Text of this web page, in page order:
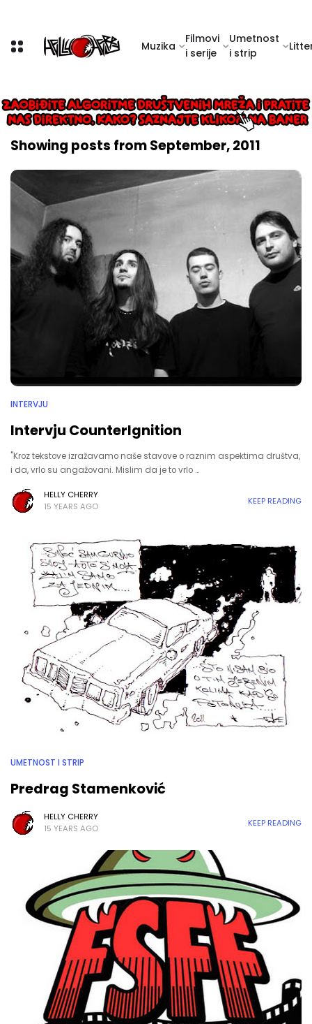
Muzika
Filmovi
i serije
Umetnost
i strip
Showing posts from September, 2011
INTERVJU
Intervju CounterIgnition
"Kroz tekstove izražavamo naše stavove o raznim aspektima društva,
i da, vrlo su angažovani. Mislim da je to vrlo …
HELLY CHERRY
15 YEARS AGO
KEEP READING
UMETNOST I STRIP
Predrag Stamenković
HELLY CHERRY
15 YEARS AGO
KEEP READING